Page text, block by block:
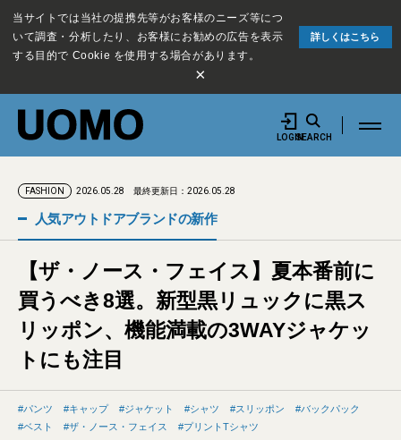
当サイトでは当社の提携先等がお客様のニーズ等につ
いて調査・分析したり、お客様にお勧めの広告を表示
する目的で Cookie を使用する場合があります。
詳しくはこちら
×
LOGINSEARCH
FASHION 2026.05.28 最終更新日：2026.05.28
人気アウトドアブランドの新作
【ザ・ノース・フェイス】夏本番前に
買うべき8選。新型黒リュックに黒ス
リッポン、機能満載の3WAYジャケッ
トにも注目
パンツ キャップ ジャケット シャツ スリッポン
バックパック
ベスト
ザ・ノース・フェイス プリントTシャツ